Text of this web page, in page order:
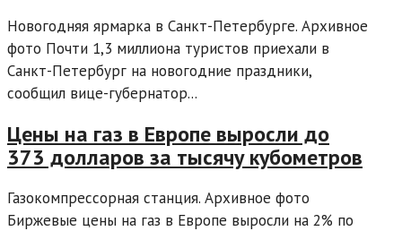
Новогодняя ярмарка в Санкт-Петербурге. Архивное
фото Почти 1,3 миллиона туристов приехали в
Санкт-Петербург на новогодние праздники,
сообщил вице-губернатор...
Цены на газ в Европе выросли до
373 долларов за тысячу кубометров
Газокомпрессорная станция. Архивное фото
Биржевые цены на газ в Европе выросли на 2% по